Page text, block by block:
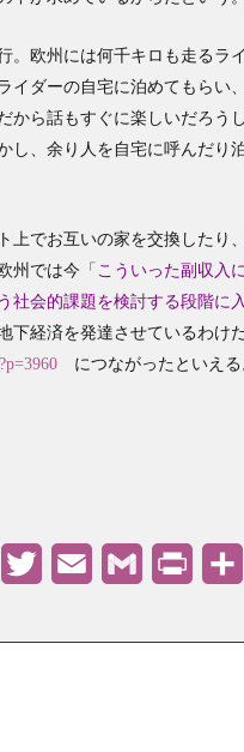
。欧州には何千キロも走るラ
イダーの自宅に泊めてもらい
から話もすぐに楽しいだろう
し、余り人を自宅に呼んだり
上でお互いの家を交換したり
州では今 「こういった副収
社会的課題を検討する段階に
下経済を発達させているわ
につながったといえる
WhatsApp
Twitter Email Gmail